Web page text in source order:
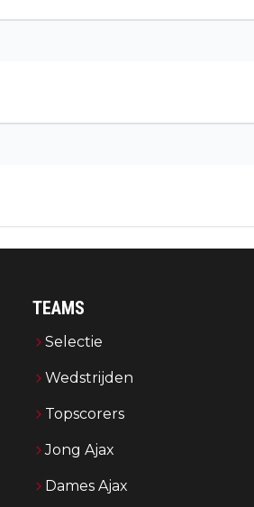
TEAMS
Selectie
Wedstrijden
Topscorers
Jong Ajax
Dames Ajax